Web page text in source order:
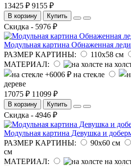
13425 ₽ 9155 ₽
В корзину Купить
Скидка - 5976 ₽
Модульная картина Обнаженная леди
РАЗМЕР КАРТИНЫ:
110х58 см
МАТЕРИАЛ:
на
на стекле
дереве
17075 ₽ 11099 ₽
В корзину Купить
Скидка - 4946 ₽
Модульная картина Девушка и
РАЗМЕР КАРТИНЫ:
90х60 см
см
МАТЕРИАЛ:
на